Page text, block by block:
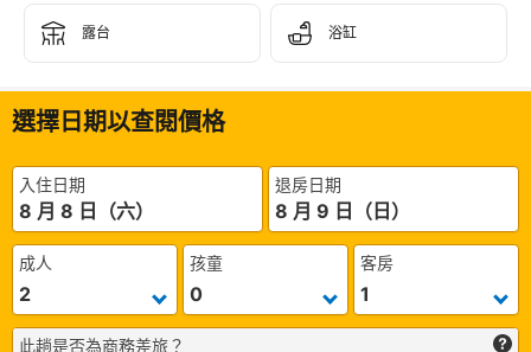
露台 浴缸
選擇日期以查閱價格
入住日期
8 月 8 日（六）
退房日期
8 月 9 日（日）
成人 孩童 客房
此趟是否為商務差旅？